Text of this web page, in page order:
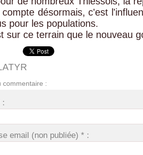
compte désormais, c'est
pour les populations.
sur ce terrain que le nouveau
commentaire :
:
email (non publiée) * :